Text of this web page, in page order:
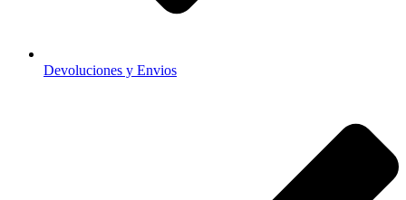
Devoluciones y Envios